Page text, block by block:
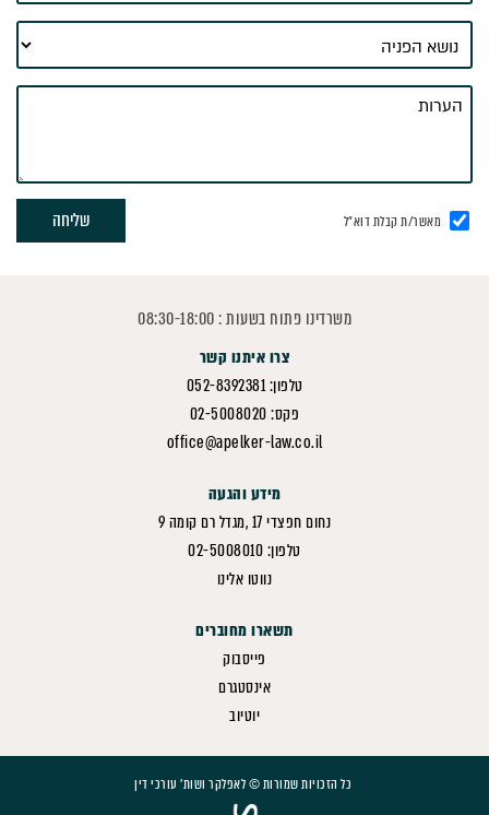
מאשר/ת קבלת דוא"ל
משרדינו פתוח בשעות : 08:30-18:00
צרו איתנו קשר
טלפון: 052-8392381
פקס: 02-5008020
office@apelker-law.co.il
מידע והגעה
נחום חפצדי 17 ,מגדל רם קומה 9
טלפון: 02-5008010
נווטו אלינו
תשארו מחוברים
פייסבוק
אינסטגרם
יוטיוב